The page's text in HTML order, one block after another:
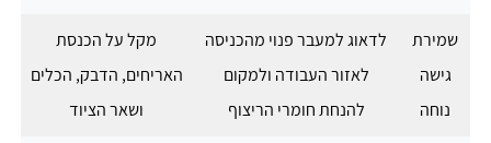
שמירת
גישה
נוחה
לדאוג למעבר פנוי מהכניסה
לאזור העבודה ולמקום
להנחת חומרי הריצוף
מקל על הכנסת
האריחים, הדבק, הכלים
ושאר הציוד